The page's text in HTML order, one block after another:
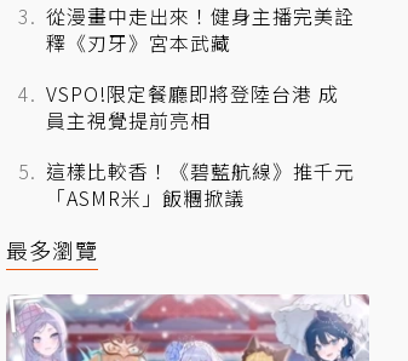
從漫畫中走出來！健身主播完美詮
釋《刃牙》宮本武藏
VSPO!限定餐廳即將登陸台港 成
員主視覺提前亮相
這樣比較香！《碧藍航線》推千元
「ASMR米」飯糰掀議
最多瀏覽